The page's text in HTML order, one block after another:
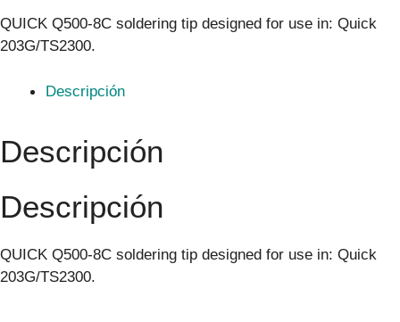
QUICK Q500-8C soldering tip designed for use in: Quick
203G/TS2300.
Descripción
Descripción
Descripción
QUICK Q500-8C soldering tip designed for use in: Quick
203G/TS2300.